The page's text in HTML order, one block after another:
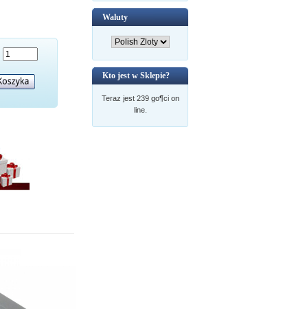
Waluty
Kto jest w Sklepie?
Teraz jest 239 go¶ci on
line.